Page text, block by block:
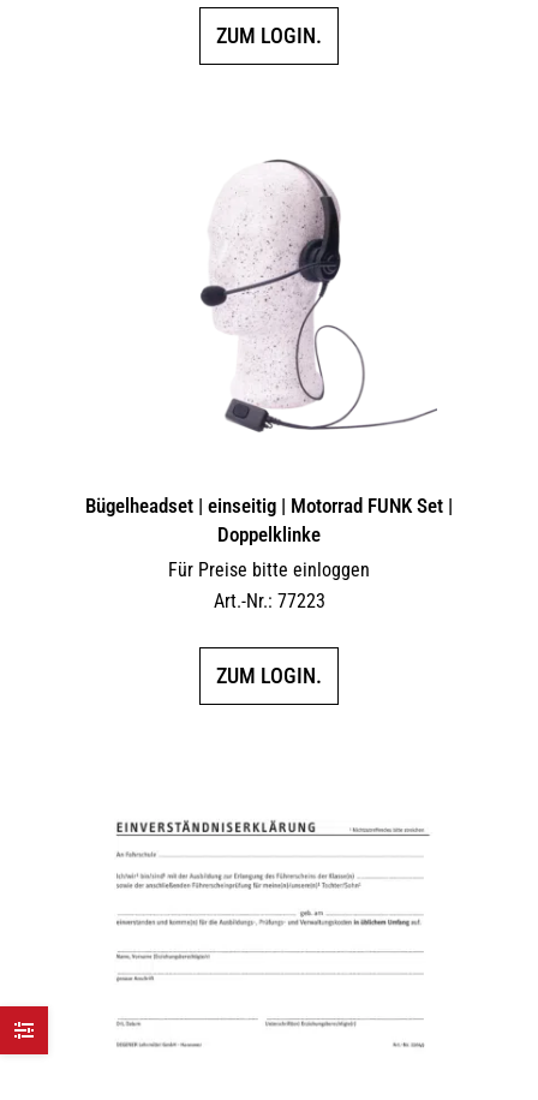
ZUM LOGIN.
Bügelheadset | einseitig | Motorrad FUNK Set |
Doppelklinke
Für Preise bitte einloggen
Art.-Nr.: 77223
ZUM LOGIN.